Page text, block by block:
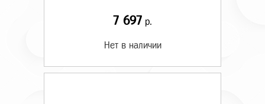
7 697 р.
Нет в наличии